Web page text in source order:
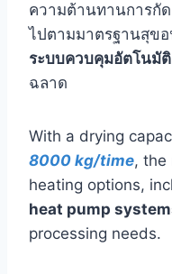
ความต้านทานการกั
ไปตามมาตรฐานสุข
ระบบควบคุมอัตโนมัติ
ฉลาด
With a drying
8000 kg/time, the
heating options,
heat pump
processing needs.